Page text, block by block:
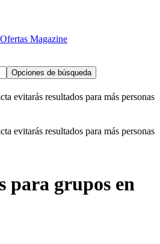
Ofertas Magazine
Opciones de búsqueda
evitarás resultados para más personas
evitarás resultados para más personas
para grupos en